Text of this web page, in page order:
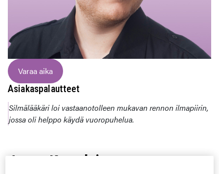
Varaa aika
Asiakaspalautteet
Silmälääkäri loi vastaanotolleen mukavan rennon ilmapiirin,
jossa oli helppo käydä vuoropuhelua.
Janne Kortelainen